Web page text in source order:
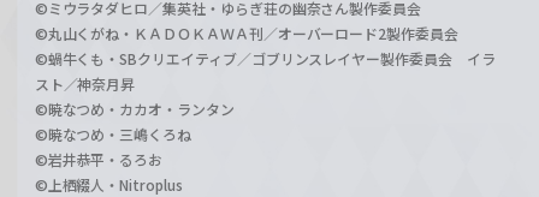
©ミウラタダヒロ／集英社・ゆらぎ荘の幽奈さん製作委員会
©丸山くがね・ＫＡＤＯＫＡＷＡ刊／オーバーロード2製作委員会
©蝸牛くも・SBクリエイティブ／ゴブリンスレイヤー製作委員会 イラ
スト／神奈月昇
©暁なつめ・カカオ・ランタン
©暁なつめ・三嶋くろね
©岩井恭平・るろお
©上栖綴人・Nitroplus